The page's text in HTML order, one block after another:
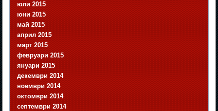
юли 2015
юни 2015
май 2015
април 2015
март 2015
февруари 2015
януари 2015
декември 2014
ноември 2014
октомври 2014
септември 2014